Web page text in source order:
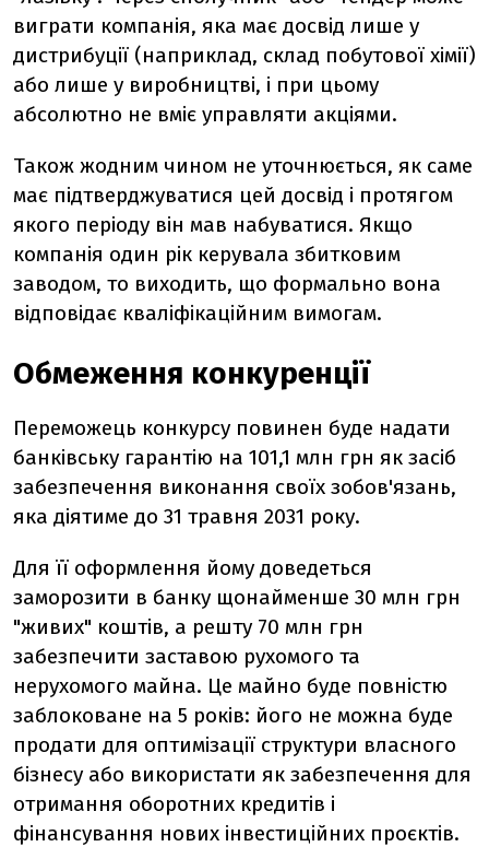
виграти компанія, яка має досвід лише у
дистрибуції (наприклад, склад побутової хімії)
або лише у виробництві, і при цьому
абсолютно не вміє управляти акціями.
Також жодним чином не уточнюється, як саме
має підтверджуватися цей досвід і протягом
якого періоду він мав набуватися. Якщо
компанія один рік керувала збитковим
заводом, то виходить, що формально вона
відповідає кваліфікаційним вимогам.
Обмеження конкуренції
Переможець конкурсу повинен буде надати
банківську гарантію на 101,1 млн грн як засіб
забезпечення виконання своїх зобов'язань,
яка діятиме до 31 травня 2031 року.
Для її оформлення йому доведеться
заморозити в банку щонайменше 30 млн грн
"живих" коштів, а решту 70 млн грн
забезпечити заставою рухомого та
нерухомого майна. Це майно буде повністю
заблоковане на 5 років: його не можна буде
продати для оптимізації структури власного
бізнесу або використати як забезпечення для
отримання оборотних кредитів і
фінансування нових інвестиційних проєктів.